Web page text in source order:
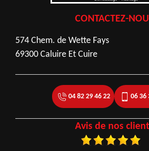
CONTACTEZ-
574 Chem. de Wette Fays
69300 Caluire Et Cuire
04 82 29 46 22 06 36
Avis de nos